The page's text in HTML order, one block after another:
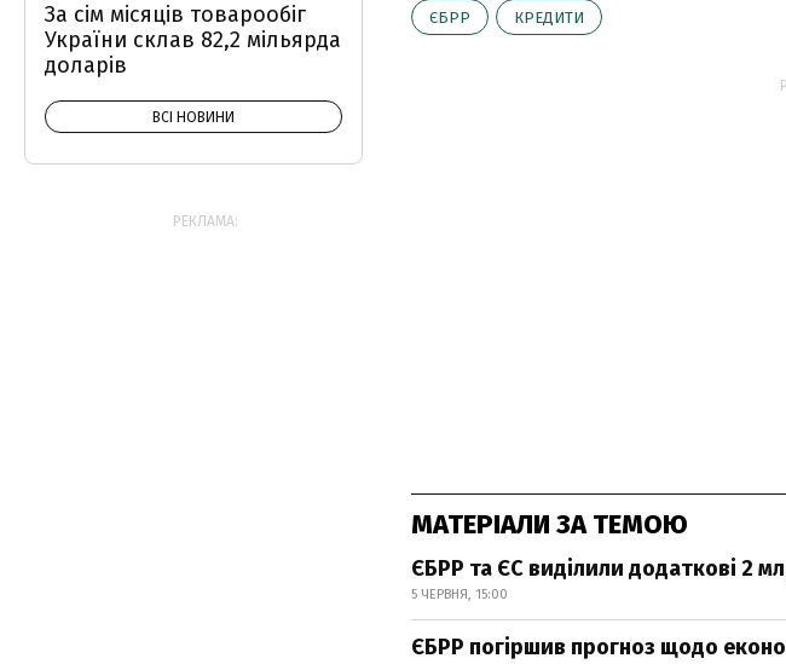
ЄБРР КРЕДИТИ
МАТЕРІАЛИ ЗА ТЕМОЮ
ЄБРР та ЄС виділили додаткові 2
5 ЧЕРВНЯ, 15:00
ЄБРР погіршив прогноз щодо
За сім місяців товарообіг
України склав 82,2 мільярда
доларів
ВСІ НОВИНИ
РЕКЛАМА: